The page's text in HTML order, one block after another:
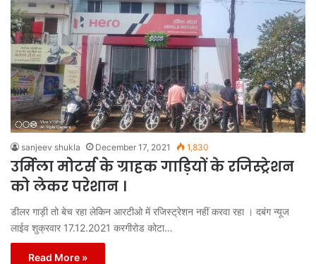
sanjeev shukla December 17, 2021 1,830
उर्मिला मोटर्स के ग्राहक गाड़ियों के रजिस्ट्रेशन
को लेकर परेशान ।
डीलर गाड़ी तो बेच रहा लेकिन आरटीओ में रजिस्ट्रेशन नहीं करवा रहा । दबंग न्यूज
लाईव शुक्रवार 17.12.2021 करगीरोड कोटा…
Read More »